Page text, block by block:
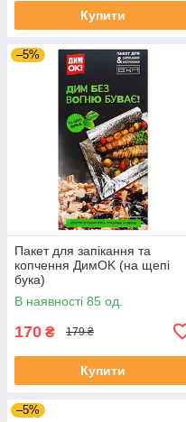
Купити
–5%
Пакет для запікання та
копчення ДимOK (на щепі
бука)
В наявності 85 од.
170 ₴ 179 ₴
Купити
–5%